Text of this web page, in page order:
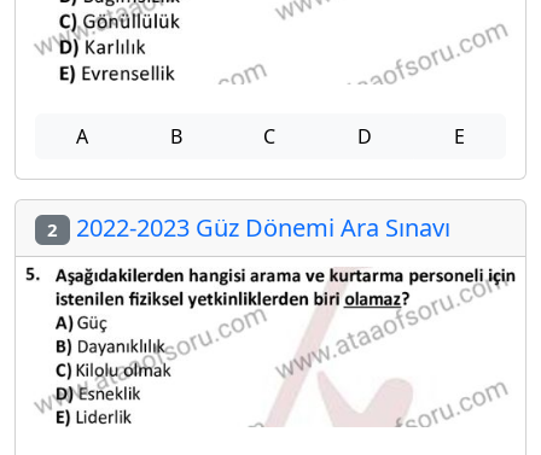
A B C D E
2 2022-2023 Güz Dönemi Ara Sınavı